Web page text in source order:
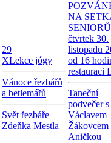
29
XLekce jógy
Vánoce řezbářů
a betlemářů
Svět řezbáře
Zdeňka Mestla
NA
čtvrtek 30.
listopadu
od 16
restauraci
Taneční
podvečer s
Václavem
Žákovcem
Aničkou